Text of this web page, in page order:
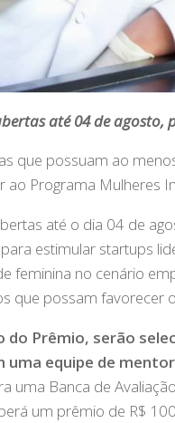
até 04 de
que possuam ao
ao Programa Mulheres
até o dia 04 de
estimular startups
feminina no cenário
que possam favorecer
do Prêmio, serão
uma equipe de
uma Banca de
um prêmio de R$